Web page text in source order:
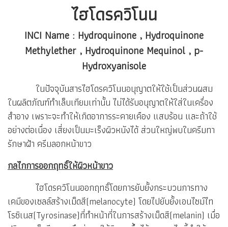
ไฮโดรควิโนน
INCI Name : Hydroquinone , Hydroquinone
Methylether , Hydroquinone Mequinol , p-
Hydroxyanisole
ในปัจจุบันสารไฮโดรควิโนนอนุญาตให้ใช้เป็นส่วนผสม
ในผลิตภัณฑ์ทำเล็บเทียมเท่านั้น ไม่ได้รับอนุญาตให้ใส่ในเครื่อง
สำอาง เพราะจะทำให้เกิดอาการระคายเคือง แสบร้อน และถ้าใช้
อย่างต่อเนื่อง เสี่ยงเป็นมะเร็งผิวหนังได้ ส่วนใหญ่พบในครีมทา
รักษาฝ้า ครีมลอกหน้าขาว
กลไกการออกฤทธิ์ให้ผิวหน้าขาว
ไฮโดรควิโนนออกฤทธิ์โดยการยับยั้งกระบวนการทาง
เคมีของเซลล์สร้างเม็ดสี(melanocyte) โดยไปยับยั้งเอนไซม์ไท
โรซิเนส(Tyrosinase)ที่ทำหน้าที่ในการสร้างเม็ดสี(melanin) เมื่อ